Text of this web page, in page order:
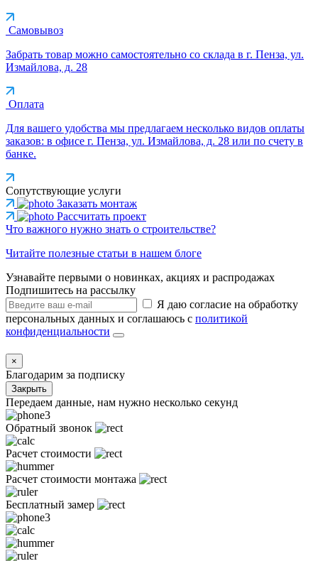
Самовывоз
Забрать товар можно самостоятельно со склада в г. Пенза, ул.
Измайлова, д. 28
Оплата
Для вашего удобства мы предлагаем несколько видов оплаты
заказов: в офисе г. Пенза, ул. Измайлова, д. 28 или по счету в
банке.
Сопутствующие услуги
Заказать монтаж
Рассчитать проект
Что важного нужно знать о строительстве?
Читайте полезные статьи в нашем блоге
Узнавайте первыми о новинках, акциях и распродажах
Подпишитесь на рассылку
Я даю согласие на обработку
персональных данных и соглашаюсь с политикой
конфиденциальности
×
Благодарим за подписку
Закрыть
Передаем данные, нам нужно несколько секунд
Обратный звонок
Расчет стоимости
Расчет стоимости монтажа
Бесплатный замер